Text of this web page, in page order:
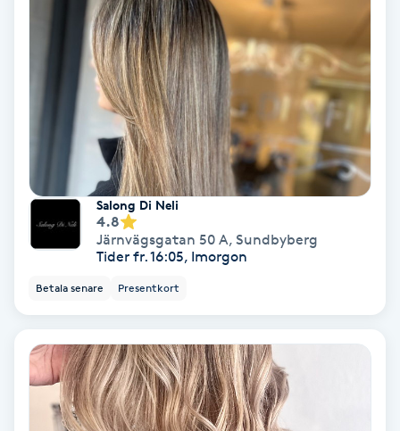
Nagelförlängning akryl
Nagelförlängning gelé
Nagelförlängning glasfiber
Nagelförlängning silke
Nagelförstärkning
Nagelklippning
Nagelsvamp
Nageltrång
Salong Di Neli
4.8
Järnvägsgatan 50 A, Sundbyberg
Tider fr. 16:05, Imorgon
Betala senare Presentkort